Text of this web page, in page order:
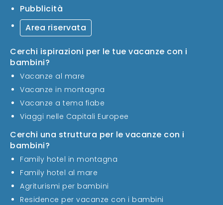
Pubblicità
Area riservata
Cerchi ispirazioni per le tue vacanze con i
bambini?
Vacanze al mare
Vacanze in montagna
Vacanze a tema fiabe
Viaggi nelle Capitali Europee
Cerchi una struttura per le vacanze con i
bambini?
Family hotel in montagna
Family hotel al mare
Agriturismi per bambini
Residence per vacanze con i bambini